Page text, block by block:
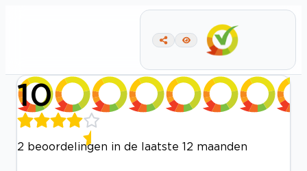
10
2 beoordelingen in de laatste 12 maanden